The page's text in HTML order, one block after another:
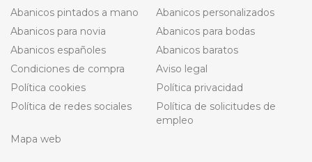
Abanicos pintados a mano
Abanicos personalizados
Abanicos para novia
Abanicos para bodas
Abanicos españoles
Abanicos baratos
Condiciones de compra
Aviso legal
Política cookies
Política privacidad
Política de redes sociales
Política de solicitudes de
empleo
Mapa web